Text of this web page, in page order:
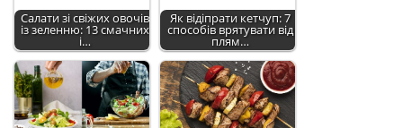
Салати зі свіжих овочів
із зеленню: 13 смачних
і…
Як відіпрати кетчуп: 7
способів врятувати від
плям…